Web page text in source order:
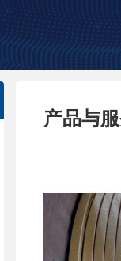
产品与